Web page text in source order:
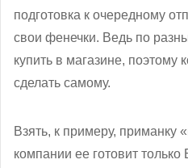
подготовка к очередному
свои фенечки. Ведь по
купить в магазине, поэтому
сделать самому.
Взять, к примеру,
компании ее готовит